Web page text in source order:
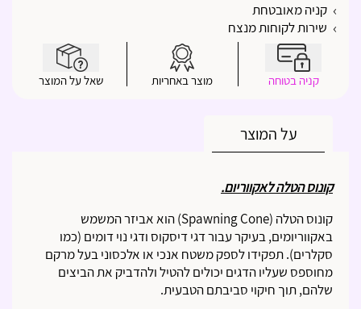
קניה מאובטחת
שירות לקוחות מנצח
קניה בטוחה מוצר באחריות שאל על המוצר
על המוצר
קונוס הטלה לאקווריום.
קונוס הטלה (Spawning Cone) הוא אביזר המשמש
באקווריומים, בעיקר עבור דגי דיסקוס ודגי נוי דומים (כמו
סקלרים). תפקידו לספק משטח אנכי או אלכסוני בעל מרקם
מחוספס שעליו הדגים יכולים להטיל ולהדביק את הביצים
שלהם, תוך חיקוי סביבתם הטבעית.